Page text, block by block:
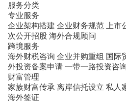
服务分类
专业服务
企业架构搭建 企业财务规范 上市
次公开招股 海外合规顾问
跨境服务
海外财税咨询 企业并购重组 国际
外投资备案申请 一带一路投资咨
财富管理
家族财富传承 离岸信托设立 私人
海外签证